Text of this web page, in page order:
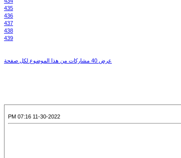
435
436
437
438
439
عرض 40 مشاركات من هذا الموضوع لكل صفحة
11-30-2022 07:16 PM